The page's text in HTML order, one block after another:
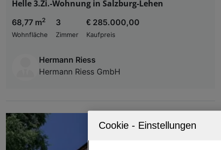
Helle 3.Zi.-Wohnung in Salzburg-Lehen
68,77 m2
Wohnfläche
3
Zimmer
€ 285.000,00
Kaufpreis
Hermann Riess
Hermann Riess GmbH